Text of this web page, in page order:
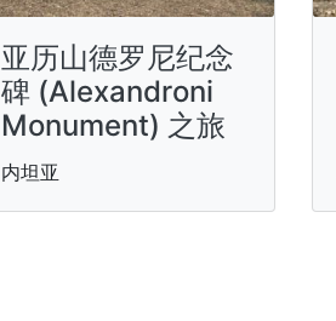
亚历山德罗尼纪念
碑 (Alexandroni
Monument) 之旅
内坦亚